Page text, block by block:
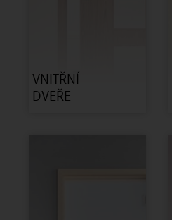
VNITŘNÍ
DVEŘE